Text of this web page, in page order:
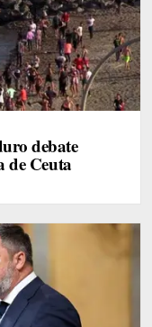
debate
de Ceuta